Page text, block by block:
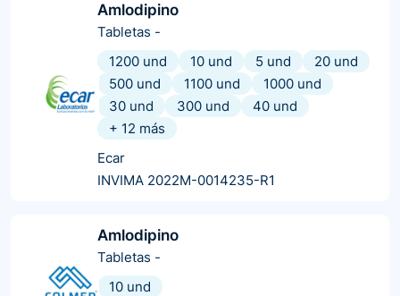
Amlodipino
Tabletas -
1200 und
10 und 5 und
20 und
500 und
1100 und
1000 und
30 und
300 und
40 und
+ 12 más
Ecar
INVIMA 2022M-0014235-R1
Amlodipino
Tabletas -
10 und